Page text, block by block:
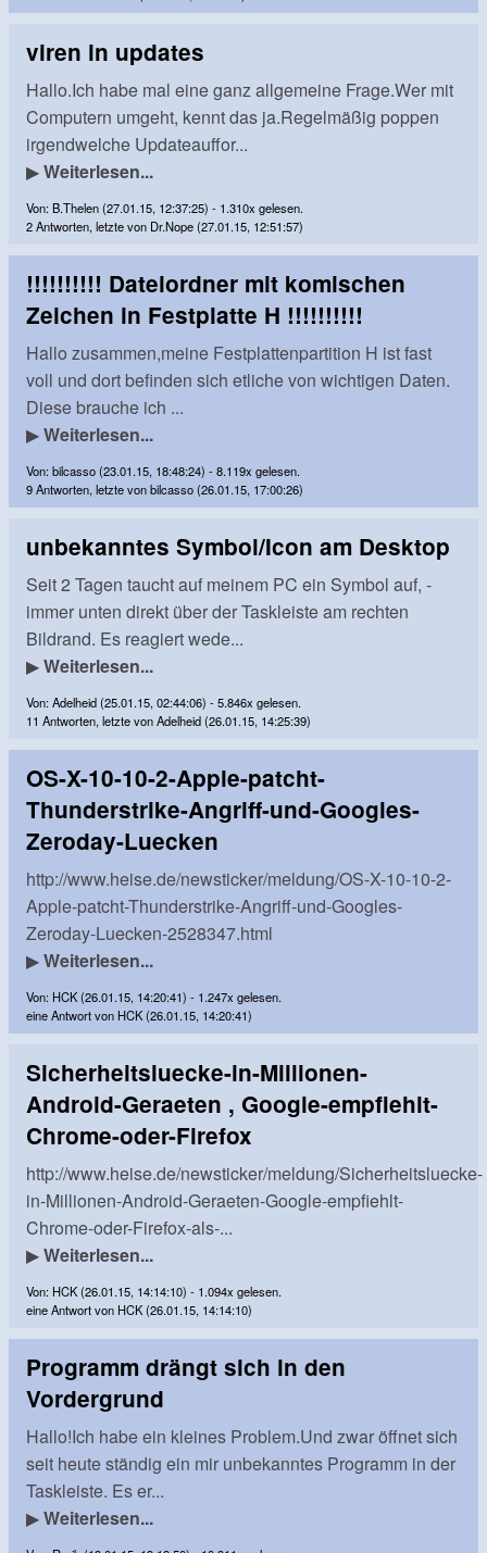
viren in updates
Hallo.Ich habe mal eine ganz allgemeine Frage.Wer mit
Computern umgeht, kennt das ja.Regelmäßig poppen
irgendwelche Updateauffor...
▶Weiterlesen...
Von: B.Thelen (27.01.15, 12:37:25) - 1.310x gelesen.
2 Antworten, letzte von Dr.Nope (27.01.15, 12:51:57)
!!!!!!!!!! Dateiordner mit komischen
Zeichen in Festplatte H !!!!!!!!!!
Hallo zusammen,meine Festplattenpartition H ist fast
voll und dort befinden sich etliche von wichtigen Daten.
Diese brauche ich ...
▶Weiterlesen...
Von: bilcasso (23.01.15, 18:48:24) - 8.119x gelesen.
9 Antworten, letzte von bilcasso (26.01.15, 17:00:26)
unbekanntes Symbol/Icon am Desktop
Seit 2 Tagen taucht auf meinem PC ein Symbol auf, -
immer unten direkt über der Taskleiste am rechten
Bildrand. Es reagiert wede...
▶Weiterlesen...
Von: Adelheid (25.01.15, 02:44:06) - 5.846x gelesen.
11 Antworten, letzte von Adelheid (26.01.15, 14:25:39)
OS-X-10-10-2-Apple-patcht-
Thunderstrike-Angriff-und-Googles-
Zeroday-Luecken
http://www.heise.de/newsticker/meldung/OS-X-10-10-2-
Apple-patcht-Thunderstrike-Angriff-und-Googles-
Zeroday-Luecken-2528347.html
▶Weiterlesen...
Von: HCK (26.01.15, 14:20:41) - 1.247x gelesen.
eine Antwort von HCK (26.01.15, 14:20:41)
Sicherheitsluecke-in-Millionen-
Android-Geraeten , Google-empfiehlt-
Chrome-oder-Firefox
http://www.heise.de/newsticker/meldung/Sicherheitsluecke-
in-Millionen-Android-Geraeten-Google-empfiehlt-
Chrome-oder-Firefox-als-...
▶Weiterlesen...
Von: HCK (26.01.15, 14:14:10) - 1.094x gelesen.
eine Antwort von HCK (26.01.15, 14:14:10)
Programm drängt sich in den
Vordergrund
Hallo!Ich habe ein kleines Problem.Und zwar öffnet sich
seit heute ständig ein mir unbekanntes Programm in der
Taskleiste. Es er...
▶Weiterlesen...